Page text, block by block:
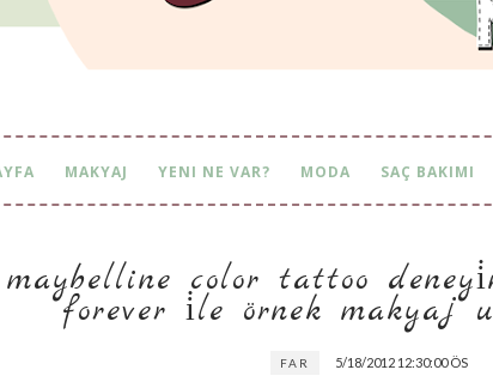
MAKYAJ YENI NE VAR? MODA SAÇ BAKIMI
maybelline color tattoo
rever i̇le örnek makyaj
FAR 5/18/2012 12:30:00 ÖS